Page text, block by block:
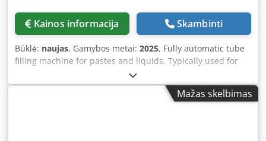
machine weight: 950kg. Dedpfx Asv Nldbokpjkr Please note
that our new machine prices are often below typical used
requirements. – We generally have 30-50 different new
machines available immediately from stock. For custom-
built machines, we also offer very short lead times starting
at approximately 3 weeks. – All machines come with a full
Kainos informacija Skambinti
Būklė: naujas, Gamybos metai: 2025, Fully automatic tube
filling machine for pastes and liquids. Typically used for
cosmetics such as make-up, creams, general personal care
products like shower gel, shampoo, hair gel, toothpaste,
sunscreen, etc. Suitable for pre-made tubes (closed with a
Mažas skelbimas